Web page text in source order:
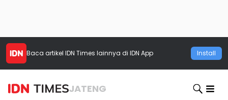
Baca artikel IDN Times lainnya di IDN App Install
JATENG